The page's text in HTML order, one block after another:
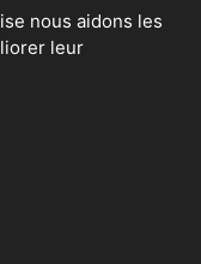
nous aidons les
leur